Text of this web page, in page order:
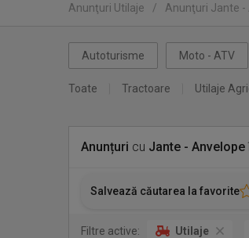
Anunţuri Utilaje / Anunţuri Jante -
Autoturisme Moto - ATV
Toate Tractoare Utilaje
Anunțuri cu Jante - Anvelope
Salvează căutarea la favorite
Filtre active: Utilaje